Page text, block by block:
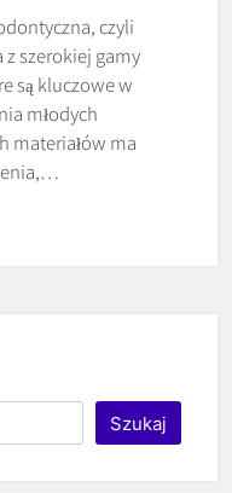
czyli
szerokiej gamy
są kluczowe w
młodych
materiałów ma
Szukaj